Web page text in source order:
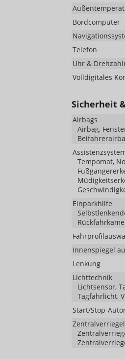
Bordcomputer
Telefon
Uhr &
Volldigitales
Sicherheit
Airbags
Airbag,
Tempomat,
Einparkhilfe
Innenspiegel
Lenkung
Lichttechnik
Lichtsensor,
Tagfahrlicht,
Start/Stop-